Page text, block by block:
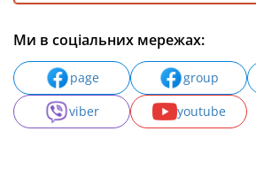
Ми в соціальних мережах:
page group
viber
youtube